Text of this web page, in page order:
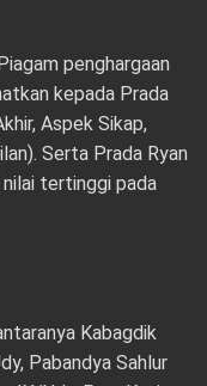
penghargaan
kepada Prada
Aspek Sikap,
Serta Prada Ryan
tertinggi pada
Kabagdik
Pabandya Sahlur